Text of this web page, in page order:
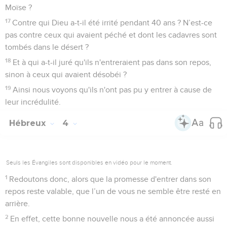
Moïse ?
17 Contre qui Dieu a-t-il été irrité pendant 40 ans ? N’est-ce
pas contre ceux qui avaient péché et dont les cadavres sont
tombés dans le désert ?
18 Et à qui a-t-il juré qu'ils n'entreraient pas dans son repos,
sinon à ceux qui avaient désobéi ?
19 Ainsi nous voyons qu'ils n'ont pas pu y entrer à cause de
leur incrédulité.
Hébreux 4
Seuls les Évangiles sont disponibles en vidéo pour le moment.
1 Redoutons donc, alors que la promesse d'entrer dans son
repos reste valable, que l’un de vous ne semble être resté en
arrière.
2 En effet, cette bonne nouvelle nous a été annoncée aussi